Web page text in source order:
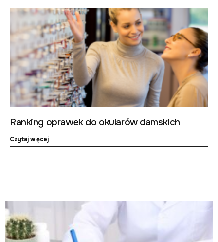
Ranking oprawek do okularów damskich
Czytaj więcej